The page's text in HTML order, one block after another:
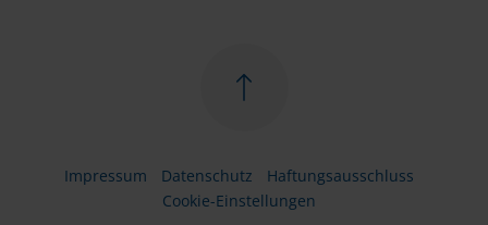
Impressum Datenschutz
Haftungsausschluss
Cookie-Einstellungen